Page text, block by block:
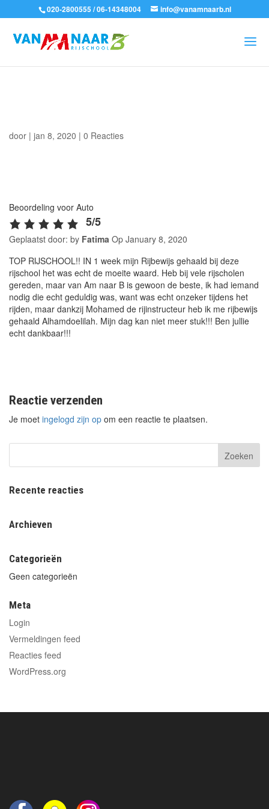
020-2800555 / 06-14348004 info@vanamnaarb.nl
door | jan 8, 2020 | 0 Reacties
Beoordeling voor Auto
5/5
Geplaatst door: by Fatima Op January 8, 2020
TOP RIJSCHOOL!! IN 1 week mijn Rijbewijs gehaald bij deze
rijschool het was echt de moeite waard. Heb bij vele rijscholen
gereden, maar van Am naar B is gewoon de beste, ik had iemand
nodig die echt geduldig was, want was echt onzeker tijdens het
rijden, maar dankzij Mohamed de rijinstructeur heb ik me rijbewijs
gehaald Alhamdoelilah. Mijn dag kan niet meer stuk!!! Ben jullie
echt dankbaar!!!
Reactie verzenden
Je moet ingelogd zijn op om een reactie te plaatsen.
Recente reacties
Archieven
Categorieën
Geen categorieën
Meta
Login
Vermeldingen feed
Reacties feed
WordPress.org